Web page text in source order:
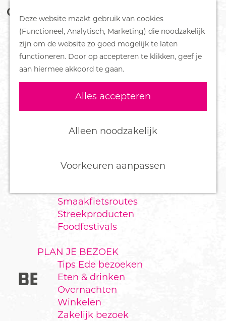
Deze website maakt gebruik van cookies
(Functioneel, Analytisch, Marketing) die noodzakelijk
zijn om de website zo goed mogelijk te laten
functioneren. Door op accepteren te klikken, geef je
aan hiermee akkoord te gaan.
Alles accepteren
Alleen noodzakelijk
Voorkeuren aanpassen
a
o
e
k
e
n
M
e
n
u
DORPEN
Bennekom
De Klomp
Deelen
Ederveen
Harskamp
Hoenderloo
Wekerom
Smaakfietsroutes
Streekproducten
Foodfestivals
PLAN JE BEZOEK
Tips Ede bezoeken
Eten & drinken
Overnachten
Winkelen
Zakelijk bezoek
BEREIKBAARHEID VAN
EDE